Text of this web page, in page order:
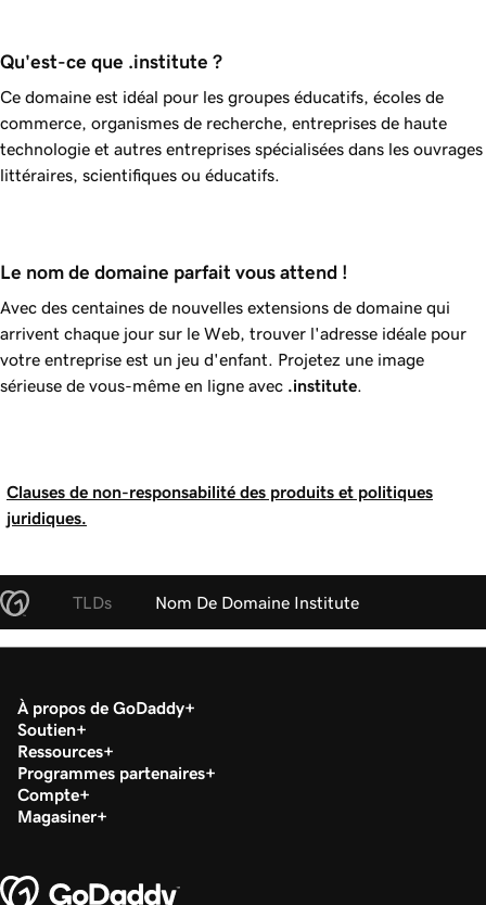
Qu'est-ce que .institute ?
Ce domaine est idéal pour les groupes éducatifs, écoles de
commerce, organismes de recherche, entreprises de haute
technologie et autres entreprises spécialisées dans les ouvrages
littéraires, scientifiques ou éducatifs.
Le nom de domaine parfait vous attend !
Avec des centaines de nouvelles extensions de domaine qui
arrivent chaque jour sur le Web, trouver l'adresse idéale pour
votre entreprise est un jeu d'enfant. Projetez une image
sérieuse de vous-même en ligne avec .institute
Clauses de non-responsabilité des produits et politiques
juridiques.
TLDs Nom De Domaine Institute
À propos de GoDaddy
Soutien
Ressources
Programmes partenaires
Compte
Magasiner